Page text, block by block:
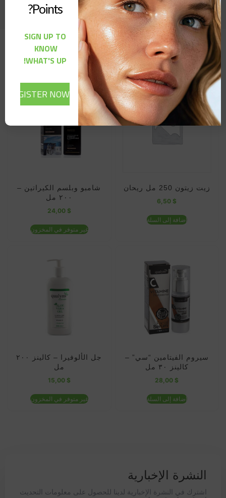
منتجات ذات صلة
زيت زيتون 250 مل ريحان
6,50 $
إضافة إلى السلة
شامبو وبلسم الكيراتين –
٢٠٠ مل
24,00 $
غير متوفر في المخزون
سيروم الفيتامين “سي” –
كالينز ٣٠ مل
28,00 $
إضافة إلى السلة
جل الألوفيرا – كالينز ٢٠٠
مل
15,00 $
غير متوفر في المخزون
النشرة الإخبارية
اشترك في النشرة الإخبارية لدينا للحصول على معلومات التحديث
Points?
SIGN UP TO
KNOW
WHAT'S UP!